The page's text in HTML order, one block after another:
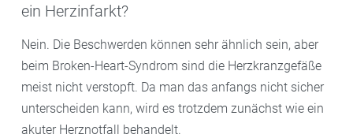
ein Herzinfarkt?
Nein. Die Beschwerden können sehr ähnlich sein, aber
beim Broken-Heart-Syndrom sind die Herzkranzgefäße
meist nicht verstopft. Da man das anfangs nicht sicher
unterscheiden kann, wird es trotzdem zunächst wie ein
akuter Herznotfall behandelt.